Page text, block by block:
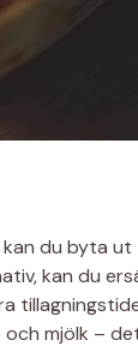
du byta
kan du
mjölk –